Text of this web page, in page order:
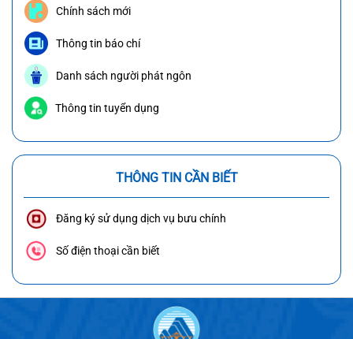
Chính sách mới
Thông tin báo chí
Danh sách người phát ngôn
Thông tin tuyển dụng
THÔNG TIN CẦN BIẾT
Đăng ký sử dụng dịch vụ bưu chính
Số điện thoại cần biết